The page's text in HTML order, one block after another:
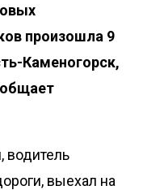
произошла 9
Каменогорск,
выехал на